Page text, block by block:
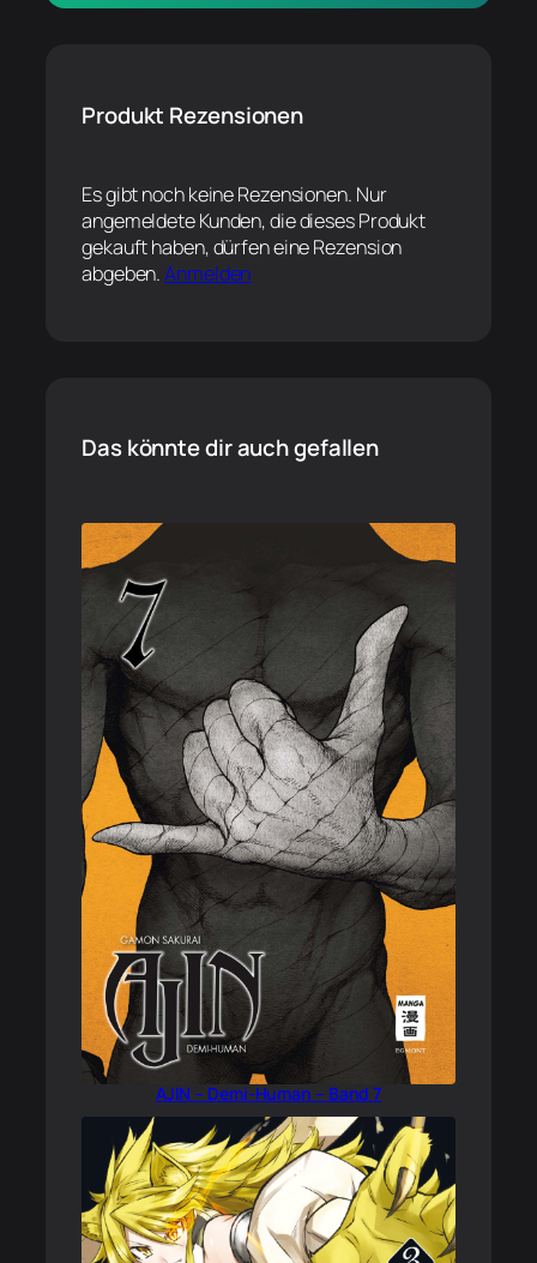
Produkt Rezensionen
Es gibt noch keine Rezensionen. Nur
angemeldete Kunden, die dieses Produkt
gekauft haben, dürfen eine Rezension
abgeben.Anmelden
Das könnte dir auch gefallen
AJIN – Demi-Human – Band 7